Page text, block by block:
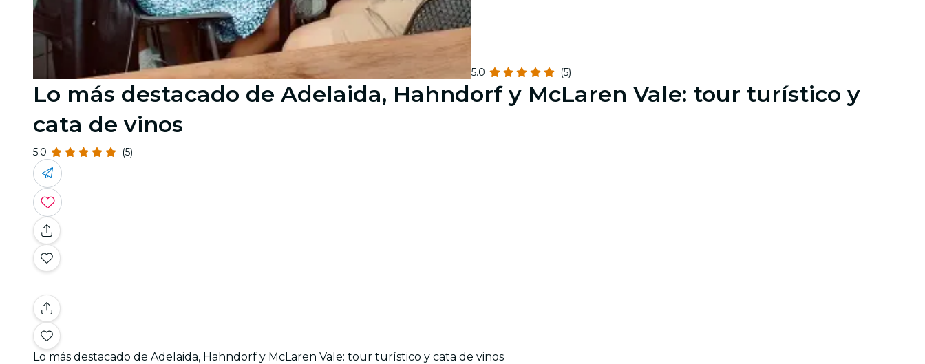
5.0 (5)
Lo más destacado de Adelaida, Hahndorf y McLaren Vale: tour turístico y
cata de vinos
5.0 (5)
Lo más destacado de Adelaida, Hahndorf y McLaren Vale: tour turístico y cata de vinos